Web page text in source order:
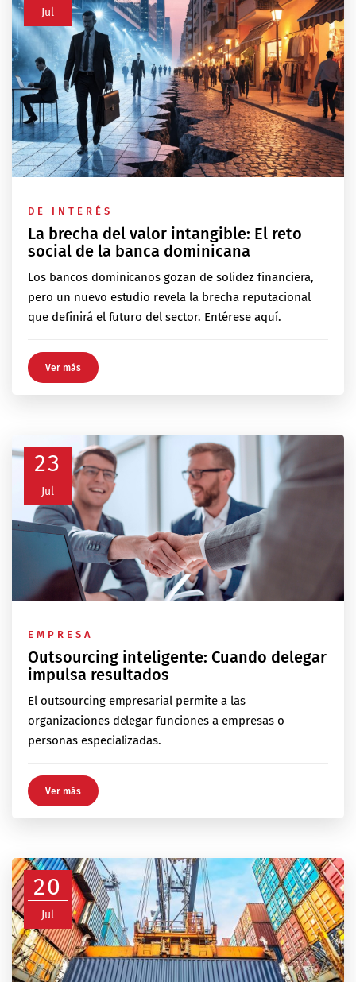
Jul
DE INTERÉS
La brecha del valor intangible: El reto
social de la banca dominicana
Los bancos dominicanos gozan de solidez financiera,
pero un nuevo estudio revela la brecha reputacional
que definirá el futuro del sector. Entérese aquí.
Ver más
23
Jul
EMPRESA
Outsourcing inteligente: Cuando delegar
impulsa resultados
El outsourcing empresarial permite a las
organizaciones delegar funciones a empresas o
personas especializadas.
Ver más
20
Jul